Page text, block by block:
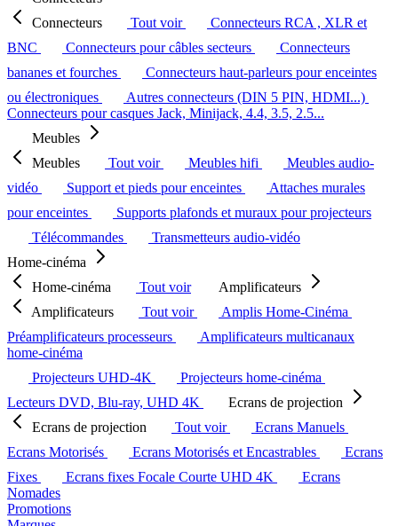
Connecteurs
Tout voir
Connecteurs RCA , XLR et
BNC
Connecteurs pour câbles secteurs
Connecteurs
bananes et fourches
Connecteurs haut-parleurs pour enceintes
ou électroniques
Autres connecteurs (DIN 5 PIN, HDMI...)
Connecteurs pour casques Jack, Minijack, 4.4, 3.5, 2.5...
Meubles
Meubles
Tout voir Meubles hifi
Meubles audio-
vidéo
Support et pieds pour enceintes
Attaches murales
pour enceintes
Supports plafonds et muraux pour projecteurs
Télécommandes
Transmetteurs audio-vidéo
Home-cinéma
Home-cinéma
Tout voir
Amplificateurs
Amplificateurs
Tout voir
Amplis Home-Cinéma
Préamplificateurs processeurs
Amplificateurs multicanaux
home-cinéma
Projecteurs UHD-4K
Projecteurs home-cinéma
Lecteurs DVD, Blu-ray, UHD 4K
Ecrans de projection
Ecrans de projection
Tout voir
Ecrans Manuels
Ecrans Motorisés
Ecrans Motorisés et Encastrables
Ecrans
Fixes
Ecrans fixes Focale Courte UHD 4K
Ecrans
Nomades
Promotions